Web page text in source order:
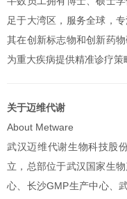
足于大湾区，服务全球，
其在创新标志物和创新药
为重大疾病提供精准诊疗策
关于迈维代谢
About Metware
武汉迈维代谢生物科技股
立，总部位于武汉国家生
心、长沙GMP生产中心、